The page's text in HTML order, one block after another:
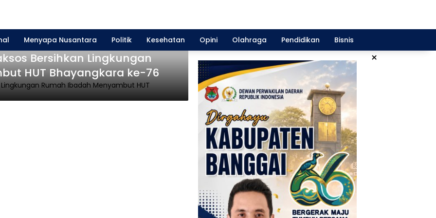
Menyapa Nusantara Politik Kesehatan Opini Olahraga Pendidikan Bisnis
×
Bersihkan Lingkungan
HUT Bhayangkara ke-76